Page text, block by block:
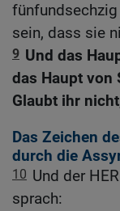
sein, dass sie
9 Und das
das Haupt von
Glaubt ihr
Das Zeichen
durch die
10 Und der
sprach: